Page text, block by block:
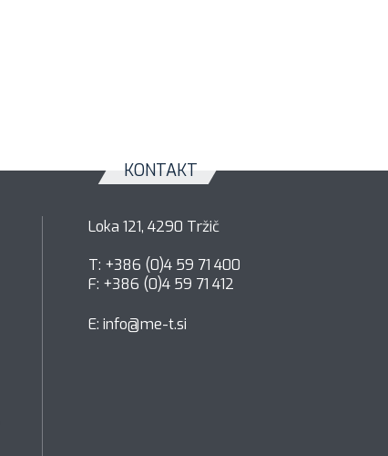
KONTAKT
Loka 121, 4290 Tržič
T: +386 (0)4 59 71 400
F: +386 (0)4 59 71 412
E: info@me-t.si